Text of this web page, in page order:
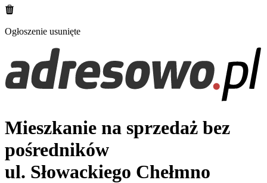
Ogłoszenie usunięte
Mieszkanie na sprzedaż bez
pośredników
ul. Słowackiego Chełmno